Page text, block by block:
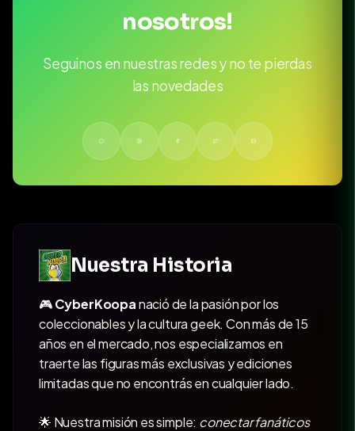
nosotros!
Seguinos en nuestras redes y no te pierdas
las novedades
Nuestra Historia
🎮CyberKoopanació de la pasión por los
coleccionables y la cultura geek. Con más de 15
años en el mercado, nos especializamos en
traerte las figuras más exclusivas y ediciones
limitadas que no encontrás en cualquier lado.
🌟 Nuestra misión es simple: conectar fanáticos